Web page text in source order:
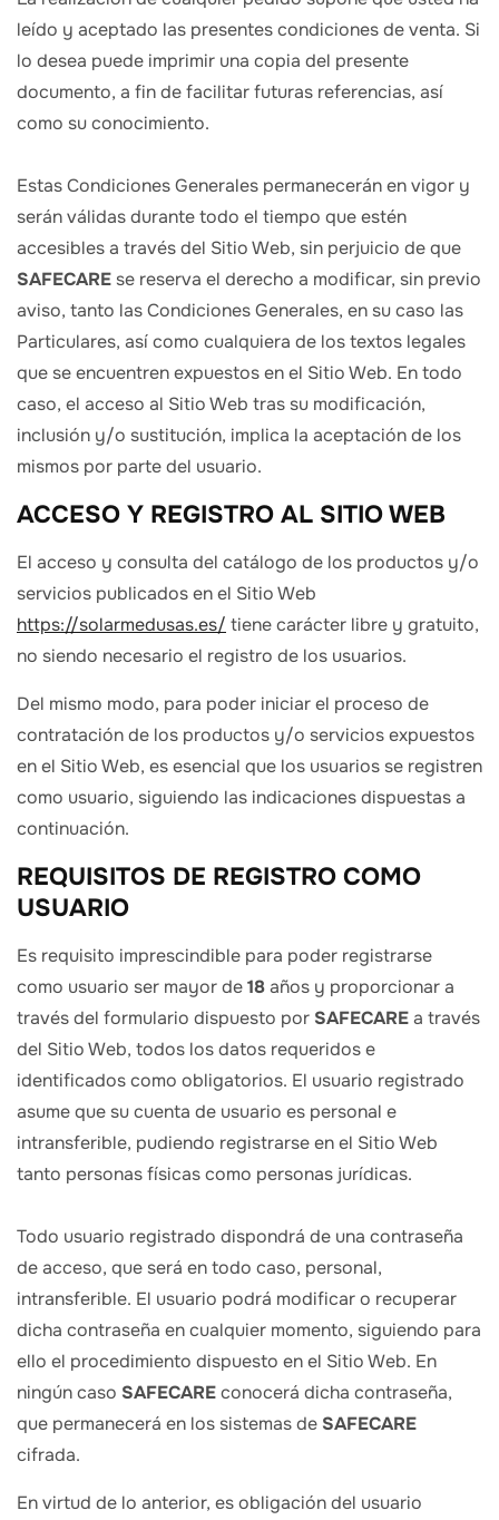
leído y aceptado las presentes condiciones de venta. Si
lo desea puede imprimir una copia del presente
documento, a fin de facilitar futuras referencias, así
como su conocimiento.
Estas Condiciones Generales permanecerán en vigor y
serán válidas durante todo el tiempo que estén
accesibles a través del Sitio Web, sin perjuicio de que
SAFECARE se reserva el derecho a modificar, sin previo
aviso, tanto las Condiciones Generales, en su caso las
Particulares, así como cualquiera de los textos legales
que se encuentren expuestos en el Sitio Web. En todo
caso, el acceso al Sitio Web tras su modificación,
inclusión y/o sustitución, implica la aceptación de los
mismos por parte del usuario.
ACCESO Y REGISTRO AL SITIO WEB
El acceso y consulta del catálogo de los productos y/o
servicios publicados en el Sitio Web
https://solarmedusas.es/ tiene carácter libre y gratuito,
no siendo necesario el registro de los usuarios.
Del mismo modo, para poder iniciar el proceso de
contratación de los productos y/o servicios expuestos
en el Sitio Web, es esencial que los usuarios se registren
como usuario, siguiendo las indicaciones dispuestas a
continuación.
REQUISITOS DE REGISTRO COMO
USUARIO
Es requisito imprescindible para poder registrarse
como usuario ser mayor de18años y proporcionar a
través del formulario dispuesto por SAFECAREa través
del Sitio Web, todos los datos requeridos e
identificados como obligatorios. El usuario registrado
asume que su cuenta de usuario es personal e
intransferible, pudiendo registrarse en el Sitio Web
tanto personas físicas como personas jurídicas.
Todo usuario registrado dispondrá de una contraseña
de acceso, que será en todo caso, personal,
intransferible. El usuario podrá modificar o recuperar
dicha contraseña en cualquier momento, siguiendo para
ello el procedimiento dispuesto en el Sitio Web. En
ningún caso SAFECAREconocerá dicha contraseña,
que permanecerá en los sistemas de SAFECARE
cifrada.
En virtud de lo anterior, es obligación del usuario